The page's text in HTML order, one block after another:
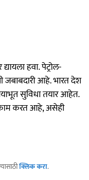
हवा. पेट्रोल-
जबाबदारी आहे. भारत देश
सुविधा तयार आहेत.
करत आहे, असेही
क्लिक करा.